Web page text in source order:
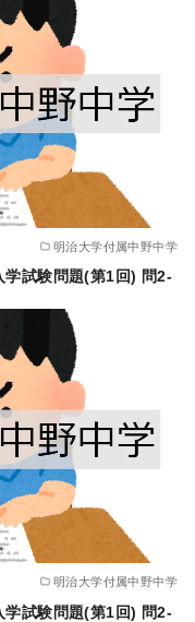
明治大学付属中野中学
学試験問題(第1回) 問2-
明治大学付属中野中学
学試験問題(第1回) 問2-